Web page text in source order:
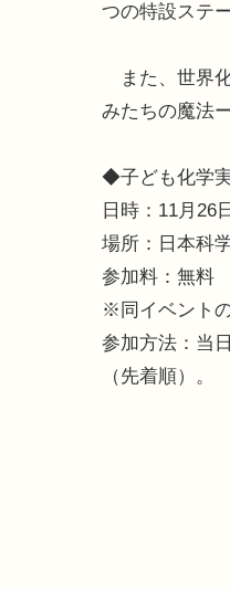
つの特設ステ
また、世界
みたちの魔法
◆子ども化学
日時：11月26
場所：日本科
参加料：無料
※同イベント
参加方法：当
（先着順）。